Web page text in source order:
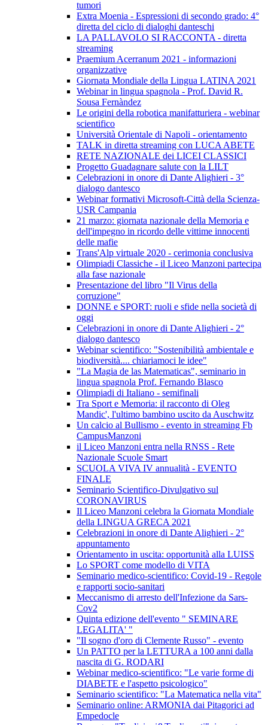
tumori
Extra Moenia - Espressioni di secondo grado: 4°
diretta del ciclo di dialoghi danteschi
LA PALLAVOLO SI RACCONTA - diretta
streaming
Praemium Acerranum 2021 - informazioni
organizzative
Giornata Mondiale della Lingua LATINA 2021
Webinar in lingua spagnola - Prof. David R.
Sousa Fernàndez
Le origini della robotica manifatturiera - webinar
scientifico
Università Orientale di Napoli - orientamento
TALK in diretta streaming con LUCA ABETE
RETE NAZIONALE dei LICEI CLASSICI
Progetto Guadagnare salute con la LILT
Celebrazioni in onore di Dante Alighieri - 3°
dialogo dantesco
Webinar formativi Microsoft-Città della Scienza-
USR Campania
21 marzo: giornata nazionale della Memoria e
dell'impegno in ricordo delle vittime innocenti
delle mafie
Trans'Alp virtuale 2020 - cerimonia conclusiva
Olimpiadi Classiche - il Liceo Manzoni partecipa
alla fase nazionale
Presentazione del libro "Il Virus della
corruzione"
DONNE e SPORT: ruoli e sfide nella società di
oggi
Celebrazioni in onore di Dante Alighieri - 2°
dialogo dantesco
Webinar scientifico: "Sostenibilità ambientale e
biodiversità.... chiariamoci le idee"
"La Magia de las Matematicas", seminario in
lingua spagnola Prof. Fernando Blasco
Olimpiadi di Italiano - semifinali
Tra Sport e Memoria: il racconto di Oleg
Mandic', l'ultimo bambino uscito da Auschwitz
Un calcio al Bullismo - evento in streaming Fb
CampusManzoni
il Liceo Manzoni entra nella RNSS - Rete
Nazionale Scuole Smart
SCUOLA VIVA IV annualità - EVENTO
FINALE
Seminario Scientifico-Divulgativo sul
CORONAVIRUS
Il Liceo Manzoni celebra la Giornata Mondiale
della LINGUA GRECA 2021
Celebrazioni in onore di Dante Alighieri - 2°
appuntamento
Orientamento in uscita: opportunità alla LUISS
Lo SPORT come modello di VITA
Seminario medico-scientifico: Covid-19 - Regole
e rapporti socio-sanitari
Meccanismo di arresto dell'Infezione da Sars-
Cov2
Quinta edizione dell'evento " SEMINARE
LEGALITA' "
"Il sogno d'oro di Clemente Russo" - evento
Un PATTO per la LETTURA a 100 anni dalla
nascita di G. RODARI
Webinar medico-scientifico: "Le varie forme di
DIABETE e l'aspetto psicologico"
Seminario scientifico: "La Matematica nella vita"
Seminario online: ARMONIA dai Pitagorici ad
Empedocle